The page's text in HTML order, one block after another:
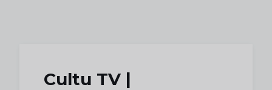
Cultu TV |